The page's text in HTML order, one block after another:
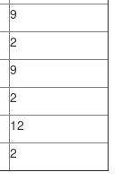
9
2
9
2
12
2